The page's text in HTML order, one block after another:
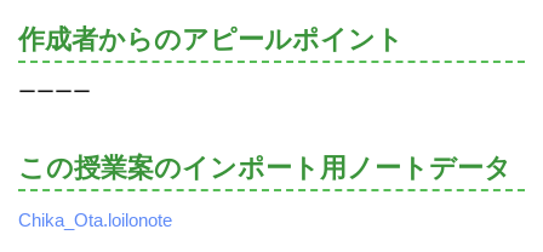
作成者からのアピールポイント
ーーーー
この授業案のインポート用ノートデータ
Chika_Ota.loilonote